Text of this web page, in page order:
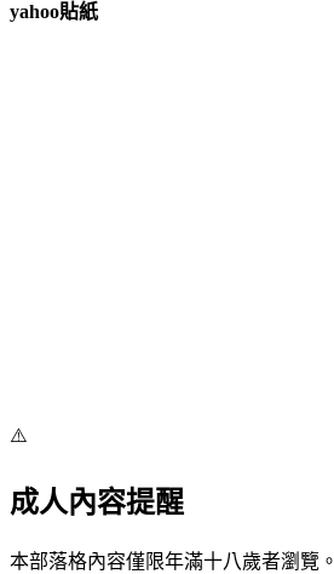
yahoo貼紙
⚠️
成人內容提醒
本部落格內容僅限年滿十八歲者瀏覽。